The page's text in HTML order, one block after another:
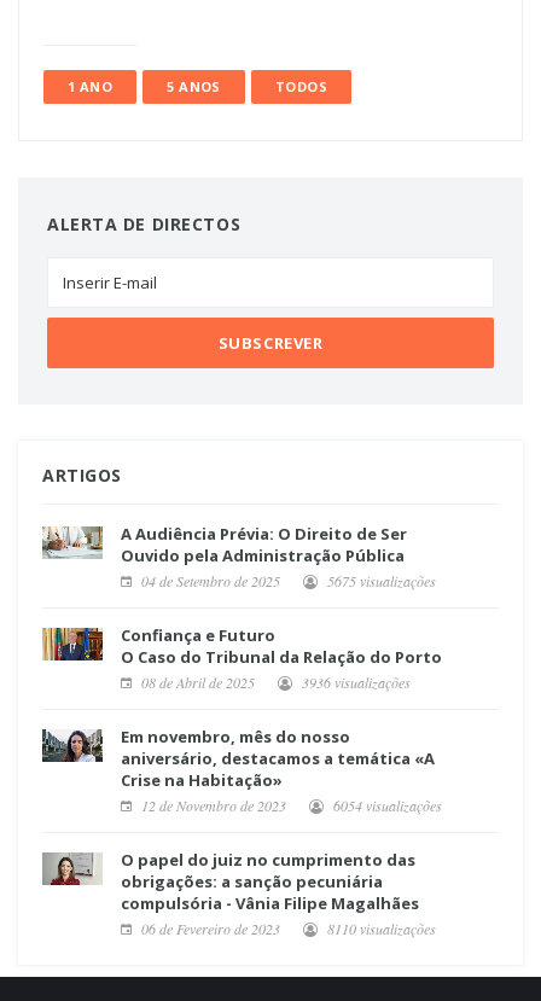
1 ANO 5 ANOS TODOS
ALERTA DE DIRECTOS
ARTIGOS
A Audiência Prévia: O Direito de Ser
Ouvido pela Administração Pública
04 de Setembro de 2025 5675 visualizações
Confiança e Futuro
O Caso do Tribunal da Relação do Porto
08 de Abril de 2025 3936 visualizações
Em novembro, mês do nosso
aniversário, destacamos a temática «A
Crise na Habitação»
12 de Novembro de 2023 6054 visualizações
O papel do juiz no cumprimento das
obrigações: a sanção pecuniária
compulsória - Vânia Filipe Magalhães
06 de Fevereiro de 2023 8110 visualizações